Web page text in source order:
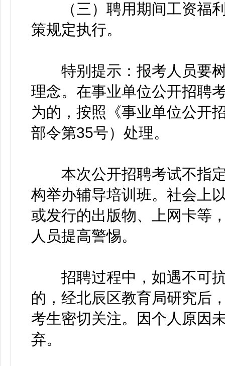
（三）聘用期间工资福利
策规定执行。
特别提示：报考人员要树
理念。在事业单位公开招聘
为的，按照《事业单位公开
部令第35号）处理。
本次公开招聘考试不指定
构举办辅导培训班。社会上
或发行的出版物、上网卡等
人员提高警惕。
招聘过程中，如遇不可抗
的，经北辰区教育局研究后
考生密切关注。因个人原因
弃。